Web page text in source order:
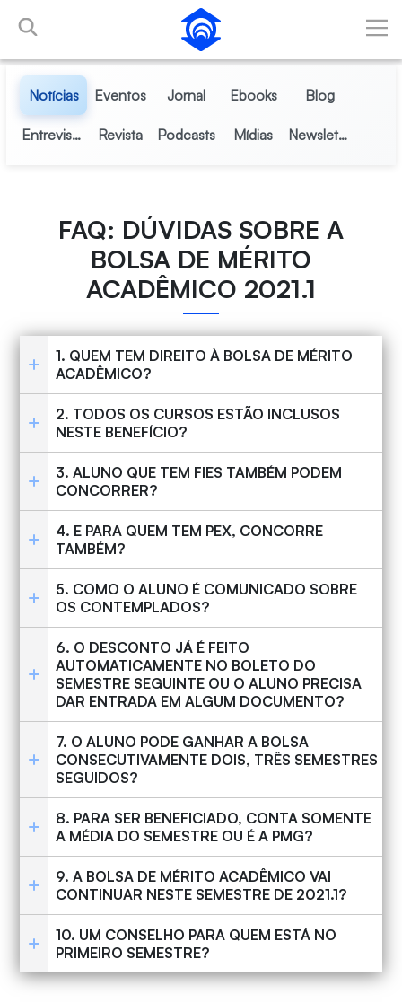
Pular para o Conteúdo principal
Notícias Eventos Jornal Ebooks Blog
Entrevistas Revista Podcasts Mídias Newsletter
FAQ: DÚVIDAS SOBRE A
BOLSA DE MÉRITO
ACADÊMICO 2021.1
1. QUEM TEM DIREITO À BOLSA DE MÉRITO
ACADÊMICO?
2. TODOS OS CURSOS ESTÃO INCLUSOS
NESTE BENEFÍCIO?
3. ALUNO QUE TEM FIES TAMBÉM PODEM
CONCORRER?
4. E PARA QUEM TEM PEX, CONCORRE
TAMBÉM?
5. COMO O ALUNO É COMUNICADO SOBRE
OS CONTEMPLADOS?
6. O DESCONTO JÁ É FEITO
AUTOMATICAMENTE NO BOLETO DO
SEMESTRE SEGUINTE OU O ALUNO PRECISA
DAR ENTRADA EM ALGUM DOCUMENTO?
7. O ALUNO PODE GANHAR A BOLSA
CONSECUTIVAMENTE DOIS, TRÊS SEMESTRES
SEGUIDOS?
8. PARA SER BENEFICIADO, CONTA SOMENTE
A MÉDIA DO SEMESTRE OU É A PMG?
9. A BOLSA DE MÉRITO ACADÊMICO VAI
CONTINUAR NESTE SEMESTRE DE 2021.1?
10. UM CONSELHO PARA QUEM ESTÁ NO
PRIMEIRO SEMESTRE?